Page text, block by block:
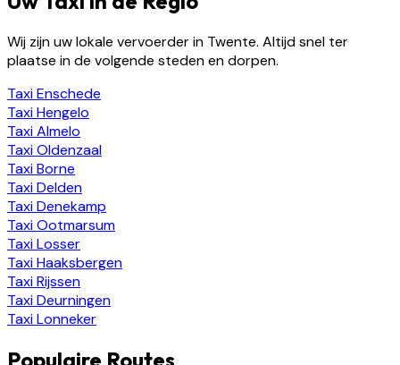
Wij zijn uw lokale vervoerder in Twente. Altijd snel ter
plaatse in de volgende steden en dorpen.
TaxiEnschede
TaxiHengelo
TaxiAlmelo
TaxiOldenzaal
TaxiBorne
TaxiDelden
TaxiDenekamp
TaxiOotmarsum
TaxiLosser
TaxiHaaksbergen
TaxiRijssen
TaxiDeurningen
TaxiLonneker
Populaire Routes